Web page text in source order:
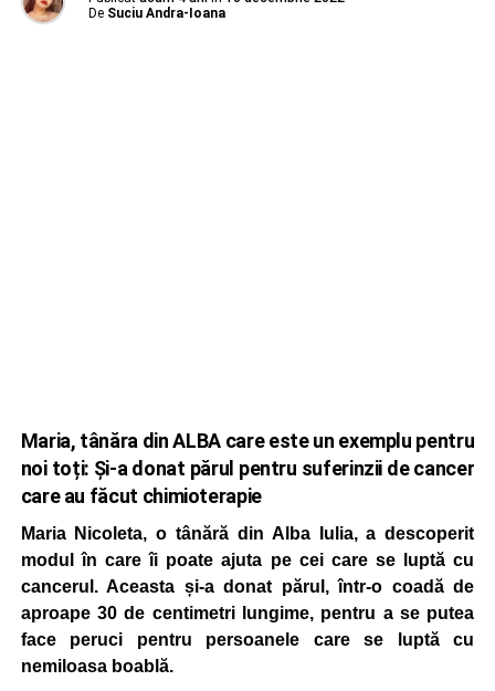
De Suciu Andra-Ioana
Maria, tânăra din ALBA care este un exemplu pentru
noi toți: Și-a donat părul pentru suferinzii de cancer
care au făcut chimioterapie
Maria Nicoleta, o tânără din Alba Iulia, a descoperit
modul în care îi poate ajuta pe cei care se luptă cu
cancerul. Aceasta și-a donat părul, într-o coadă de
aproape 30 de centimetri lungime, pentru a se putea
face peruci pentru persoanele care se luptă cu
nemiloasa boablă.